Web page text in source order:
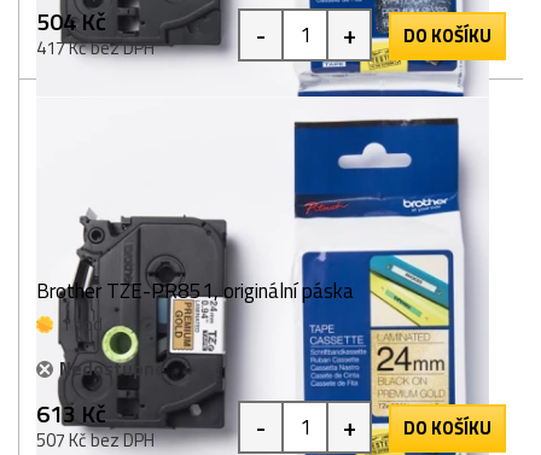
504 Kč
417 Kč bez DPH - + DO KOŠÍKU
Brother TZE-PR851, originální páska
1 bod
Nedostupné
613 Kč
507 Kč bez DPH - + DO KOŠÍKU